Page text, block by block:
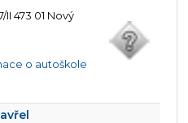
II 473 01 Nový
o autoškole